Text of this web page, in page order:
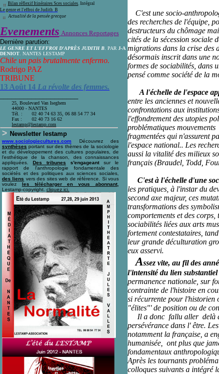
Bilan réflexif Itinéraires Sces sociales. Intégral
Le genre et l'effroi de Judith B
Actualité de la pensée grecque
Evenements Annonces Reportages
Dernière parution:
LE GENRE ET L'EFFROI D'APRÈS JUDITH B . PAR J-A
DENIOT . NANTES LESTAMP
Chile un pais brutalmente enfermo.
Rodrigo PAZ
TRIBUNE
13 Août 14 La révolte des femmes.
25, Boulevard Van Iseghem
44000 - NANTES
Tél. :
Fax :
02 40 74 63 35, 06 88 54 77 34
02 40 73 16 62
lestamp@lestamp.com
> Newsletter lestamp
www.sociologiecultures.com
Découvrez des
synthèses portant sur des thèmes de la sociologie
et du développement des cultures populaires, de
l'esthétique de la chanson, des connaissances
appliquées. Des tribunes s'engageant sur le
rapport de l'anthropologie fondamentale des
sociétés et des politiques aux sciences sociales,
des liens vers des sites web de référence. Si vous
voulez les télécharger en vous abonnant,
Lestamp-copyright. cliquez ici
C'est une socio-
des recherches de l'équipe,
destructeurs du chômage
cités de la sécession sociale
migrations dans la crise des
désormais inscrit dans une
formes de sociabilités, dans
pensé comme société de la
A l'échelle de l'espace
entre les anciennes et
confrontations aux
l'effondrement des utopies
problématiques
fragmentées qui n'assurent
l'espace national.. Les
aussi la vitalité des milieux
français (Braudel, Todd,
C'est à l'échelle d'une
les pratiques, à l'instar du
second axe majeur, ces
transformations des
comportements et des
sociabilités liées aux arts
fortement contestataires,
leur grande déculturation
eux asservi.
Assez vite, au fil des
l'intensité du lien substantiel
permanence nationale, sur
contrainte de l'histoire en
si récurrente pour l'historien
"élites"' de position ou de
Il a donc fallu aller delà
persévérance dans l' être.
notamment la française, a
humanisée, ont plus que
fondamentaux
Après les tournants
colloques suivants a intégré